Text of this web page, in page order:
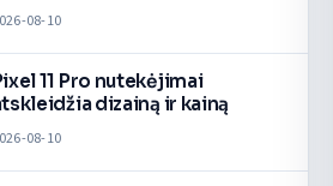
08-10
11 Pro nutekėjimai
dizainą ir kainą
08-10